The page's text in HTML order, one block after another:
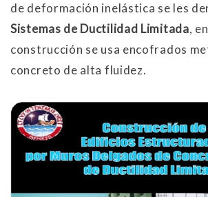
de deformación inelástica se les
Sistemas de Ductilidad Limitada,
construcción se usa encofrados
concreto de alta fluidez.